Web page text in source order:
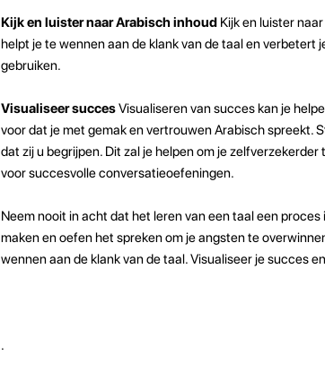
Kijk en luister naar Arabisch inhoudKijk en luister
helpt je te wennen aan de klank van de taal en
gebruiken.
Visualiseer succesVisualiseren van succes kan je
voor dat je met gemak en vertrouwen Arabisch spreekt.
dat zij u begrijpen. Dit zal je helpen om je
voor succesvolle conversatieoefeningen.
Neem nooit in acht dat het leren van een taal een
maken en oefen het spreken om je angsten te
wennen aan de klank van de taal. Visualiseer je succes
.